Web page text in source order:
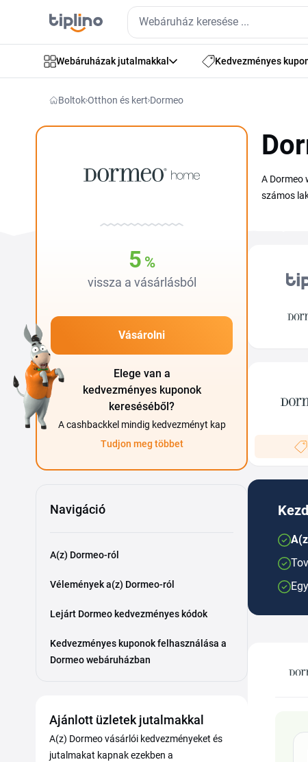
Webáruházak jutalmakkal Kedvezményes
BoltokOtthon és kert Dormeo
5 %
vissza a vásárlásból
Vásárolni
Elege van a
kedvezményes kuponok
kereséséből?
A cashbackkel mindig kedvezményt kap
Tudjon meg többet
Navigáció
A(z) Dormeo-ról
Vélemények a(z) Dormeo-ról
Lejárt Dormeo kedvezményes kódok
Kedvezményes kuponok felhasználása a
Dormeo webáruházban
Ajánlott üzletek jutalmakkal
A(z) Dormeo vásárlói kedvezményeket és
jutalmakat kapnak ezekben a
A Dormeo
számos